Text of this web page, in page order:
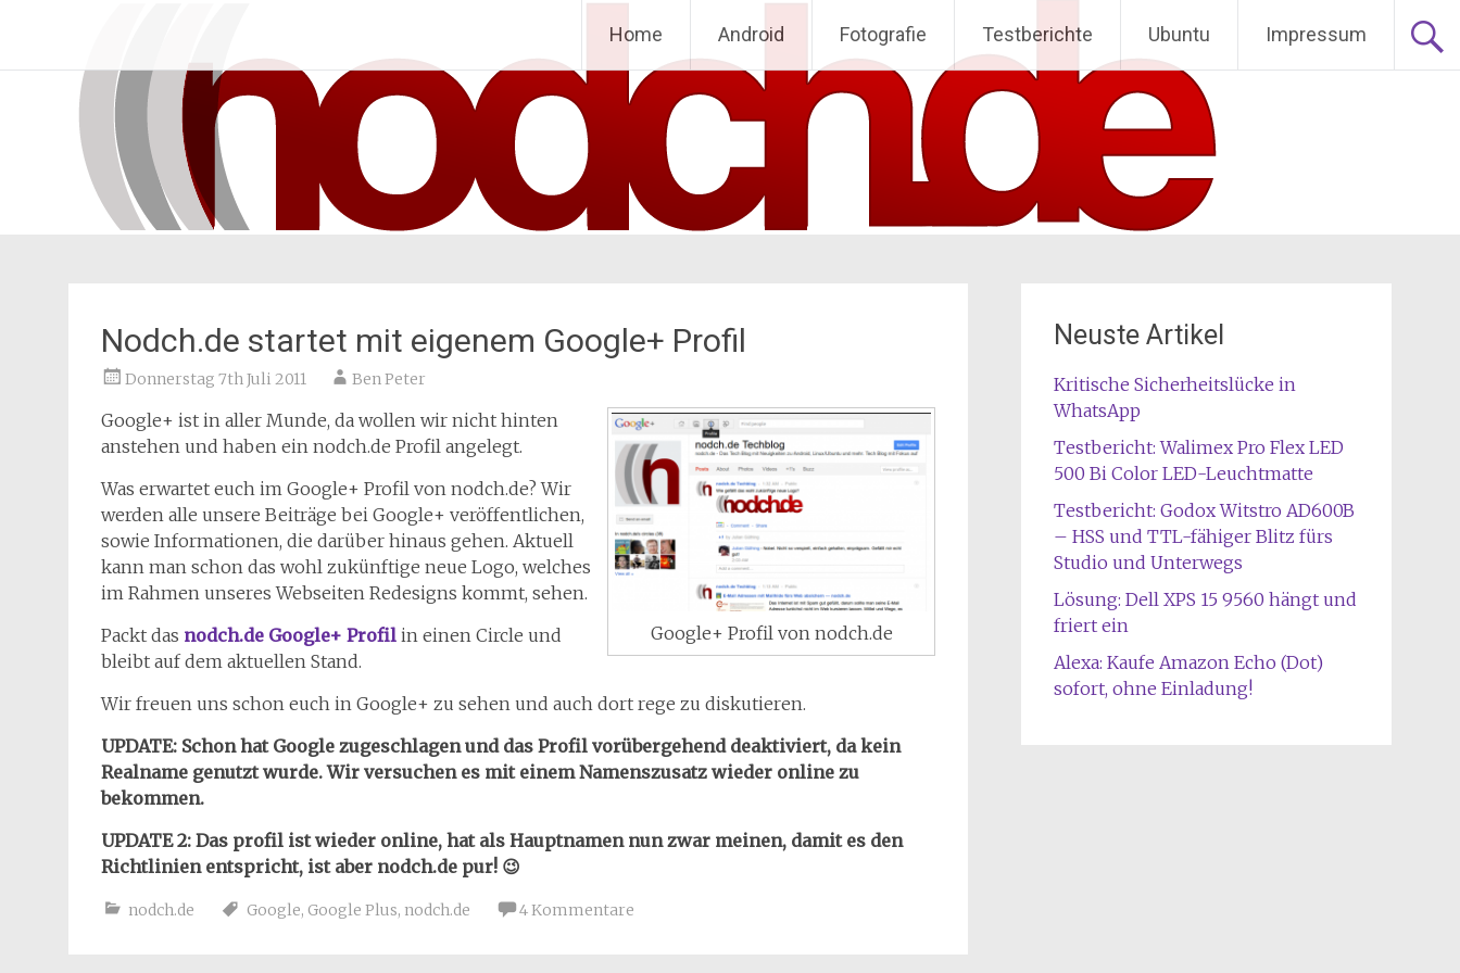
springen
Home Android Fotografie Testberichte Ubuntu Impressum
Nodch.de startet mit eigenem Google+ Profil
Donnerstag 7th Juli 2011 Ben Peter
Google+ Profil von nodch.de
Google+ ist in aller Munde, da wollen wir nicht hinten
anstehen und haben ein nodch.de Profil angelegt.
Was erwartet euch im Google+ Profil von nodch.de? Wir
werden alle unsere Beiträge bei Google+ veröffentlichen,
sowie Informationen, die darüber hinaus gehen. Aktuell
kann man schon das wohl zukünftige neue Logo, welches
im Rahmen unseres Webseiten Redesigns kommt, sehen.
Packt das nodch.de Google+ Profil in einen Circle und
bleibt auf dem aktuellen Stand.
Wir freuen uns schon euch in Google+ zu sehen und auch dort rege zu diskutieren.
UPDATE: Schon hat Google zugeschlagen und das Profil vorübergehend deaktiviert, da kein
Realname genutzt wurde. Wir versuchen es mit einem Namenszusatz wieder online zu
bekommen.
UPDATE 2: Das profil ist wieder online, hat als Hauptnamen nun zwar meinen, damit es den
Richtlinien entspricht, ist aber nodch.de pur! 😉
nodch.de Google, Google Plus, nodch.de 4 Kommentare
Neuste Artikel
Kritische Sicherheitslücke in
WhatsApp
Testbericht: Walimex Pro Flex LED
500 Bi Color LED-Leuchtmatte
Testbericht: Godox Witstro AD600B
– HSS und TTL-fähiger Blitz fürs
Studio und Unterwegs
Lösung: Dell XPS 15 9560 hängt und
friert ein
Alexa: Kaufe Amazon Echo (Dot)
sofort, ohne Einladung!